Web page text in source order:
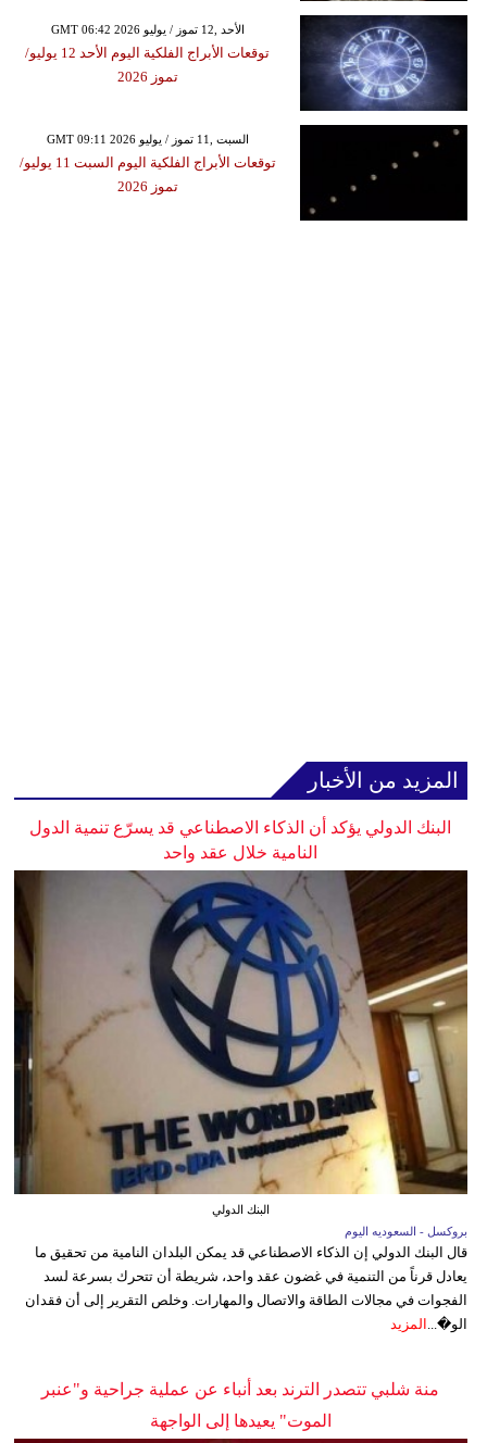
GMT 06:42 2026 الأحد ,12 تموز / يوليو
توقعات الأبراج الفلكية اليوم الأحد 12 يوليو/
تموز 2026
GMT 09:11 2026 السبت ,11 تموز / يوليو
توقعات الأبراج الفلكية اليوم السبت 11 يوليو/
تموز 2026
المزيد من الأخبار
البنك الدولي يؤكد أن الذكاء الاصطناعي قد يسرّع تنمية الدول
النامية خلال عقد واحد
البنك الدولي
بروكسل - السعوديه اليوم
قال البنك الدولي إن الذكاء الاصطناعي قد يمكن البلدان النامية من تحقيق ما
يعادل قرناً من التنمية في غضون عقد واحد، شريطة أن تتحرك بسرعة لسد
الفجوات في مجالات الطاقة والاتصال والمهارات. وخلص التقرير إلى أن فقدان
الو�... المزيد
منة شلبي تتصدر الترند بعد أنباء عن عملية جراحية و"عنبر
الموت" يعيدها إلى الواجهة